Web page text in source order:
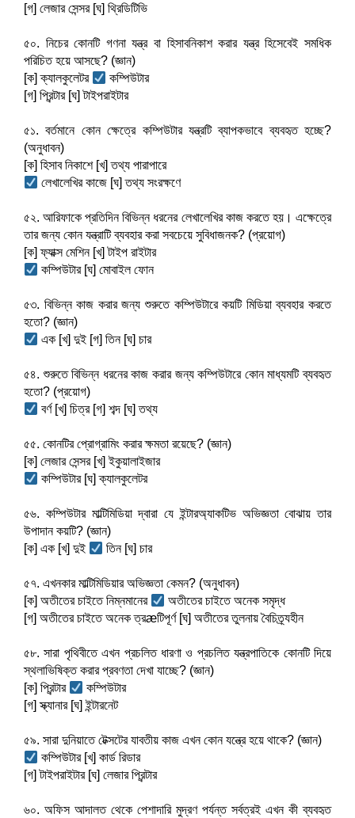
[গ] লেজার সেন্সর [ঘ] থ্রিডিটিভি
৫০. নিচের কোনটি গণনা যন্ত্র বা হিসাবনিকাশ করার যন্ত্র হিসেবেই সমধিক
পরিচিত হয়ে আসছে? (জ্ঞান)
[ক] ক্যালকুলেটর
কম্পিউটার
[গ] প্রিন্টার [ঘ] টাইপরাইটার
৫১. বর্তমানে কোন ক্ষেত্রে কম্পিউটার যন্ত্রটি ব্যাপকভাবে ব্যবহৃত হচ্ছে?
(অনুধাবন)
[ক] হিসাব নিকাশে [খ] তথ্য পারাপারে
লেখালেখির কাজে [ঘ] তথ্য সংরক্ষণে
৫২. আরিফাকে প্রতিদিন বিভিন্ন ধরনের লেখালেখির কাজ করতে হয়। এক্ষেত্রে
তার জন্য কোন যন্ত্রাটি ব্যবহার করা সবচেয়ে সুবিধাজনক? (প্রয়োগ)
[ক] ফ্যাক্স মেশিন [খ] টাইপ রাইটার
কম্পিউটার [ঘ] মোবাইল ফোন
৫৩. বিভিন্ন কাজ করার জন্য শুরুতে কম্পিউটারে কয়টি মিডিয়া ব্যবহার করতে
হতো? (জ্ঞান)
এক [খ] দুই [গ] তিন [ঘ] চার
৫৪. শুরুতে বিভিন্ন ধরনের কাজ করার জন্য কম্পিউটারে কোন মাধ্যমটি ব্যবহৃত
হতো? (প্রয়োগ)
বর্ণ [খ] চিত্র [গ] শব্দ [ঘ] তথ্য
৫৫. কোনটির প্রোগ্রামিং করার ক্ষমতা রয়েছে? (জ্ঞান)
[ক] লেজার সেন্সর [খ] ইকুয়ালাইজার
কম্পিউটার [ঘ] ক্যালকুলেটর
৫৬. কম্পিউটার মাল্টিমিডিয়া দ্বারা যে ইন্টারঅ্যাকটিভ অভিজ্ঞতা বোঝায় তার
উপাদান কয়টি? (জ্ঞান)
[ক] এক [খ] দুই
তিন [ঘ] চার
৫৭. এখনকার মাল্টিমিডিয়ার অভিজ্ঞতা কেমন? (অনুধাবন)
[ক] অতীতের চাইতে নিম্নমানের
অতীতের চাইতে অনেক সমৃদ্ধ
[গ] অতীতের চাইতে অনেক ত্রæটিপূর্ণ [ঘ] অতীতের তুলনায় বৈচিত্র্যহীন
৫৮. সারা পৃথিবীতে এখন প্রচলিত ধারণা ও প্রচলিত যন্ত্রপাতিকে কোনটি দিয়ে
স্থলাভিষিক্ত করার প্রবণতা দেখা যাচ্ছে? (জ্ঞান)
[ক] প্রিন্টার
কম্পিউটার
[গ] স্ক্যানার [ঘ] ইন্টারনেট
৫৯. সারা দুনিয়াতে টেক্সটের যাবতীয় কাজ এখন কোন যন্ত্রে হয়ে থাকে? (জ্ঞান)
কম্পিউটার [খ] কার্ড রিডার
[গ] টাইপরাইটার [ঘ] লেজার প্রিন্টার
৬০. অফিস আদালত থেকে পেশাদারি মুদ্রণ পর্যন্ত সর্বত্রই এখন কী ব্যবহৃত